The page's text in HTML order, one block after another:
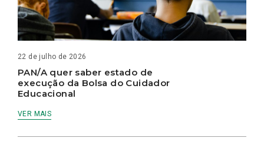
22 de julho de 2026
PAN/A quer saber estado de
execução da Bolsa do Cuidador
Educacional
VER MAIS